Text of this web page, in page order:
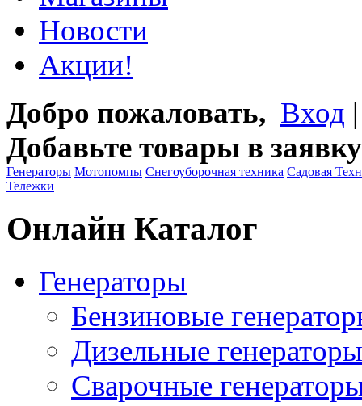
Новости
Акции!
Добро пожаловать, Вход
Добавьте товары в заявку
Генераторы Мотопомпы Снегоуборочная техника Садовая
Тележки
Онлайн Каталог
Генераторы
Бензиновые
Дизельные генераторы
Сварочные